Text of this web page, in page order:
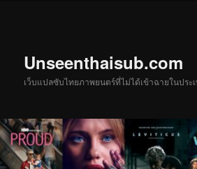
Unseenthaisub.com
เว็บแปลซับไทยภาพยนตร์ที่ไม่ได้เข้าฉายในประ